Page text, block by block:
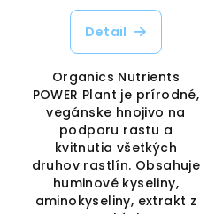
Detail
Organics Nutrients
POWER Plant je prírodné,
vegánske hnojivo na
podporu rastu a
kvitnutia všetkých
druhov rastlín. Obsahuje
huminové kyseliny,
aminokyseliny, extrakt z